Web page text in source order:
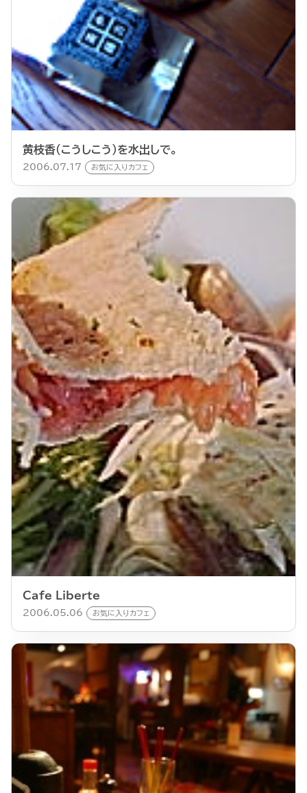
黄枝香（こうしこう）を水出しで。
2006.07.17 お気に入りカフェ
Cafe Liberte
2006.05.06 お気に入りカフェ